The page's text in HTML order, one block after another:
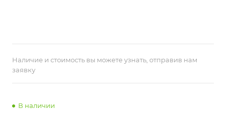
Наличие и стоимость вы можете узнать, отправив нам
заявку
В наличии